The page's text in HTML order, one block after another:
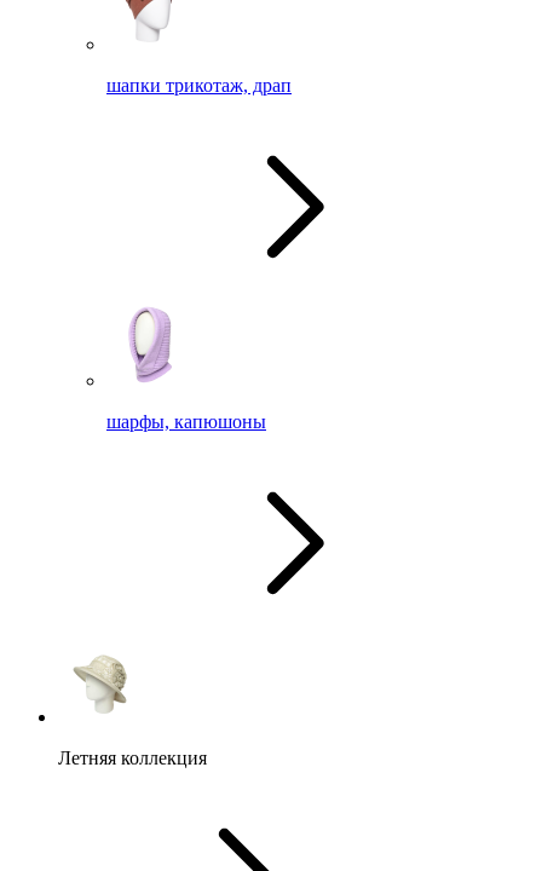
шапки трикотаж, драп
шарфы, капюшоны
Летняя коллекция